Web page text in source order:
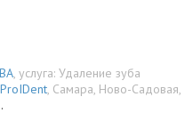
, услуга: Удаление зуба
, Самара, Ново-Садовая,
.